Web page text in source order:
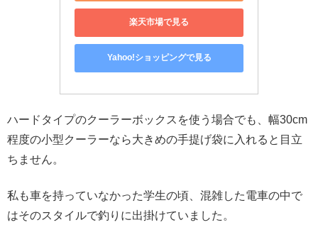
楽天市場で見る
Yahoo!ショッピングで見る
ハードタイプのクーラーボックスを使う場合でも、幅30cm
程度の小型クーラーなら大きめの手提げ袋に入れると目立
ちません。
私も車を持っていなかった学生の頃、混雑した電車の中で
はそのスタイルで釣りに出掛けていました。